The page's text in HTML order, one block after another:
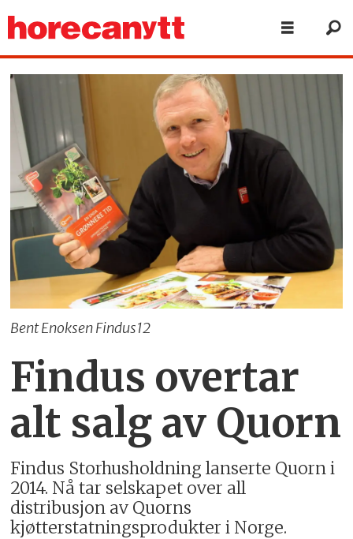
Bent Enoksen Findus12
Findus overtar
alt salg av Quorn
Findus Storhusholdning lanserte Quorn i
2014. Nå tar selskapet over all
distribusjon av Quorns
kjøtterstatningsprodukter i Norge.